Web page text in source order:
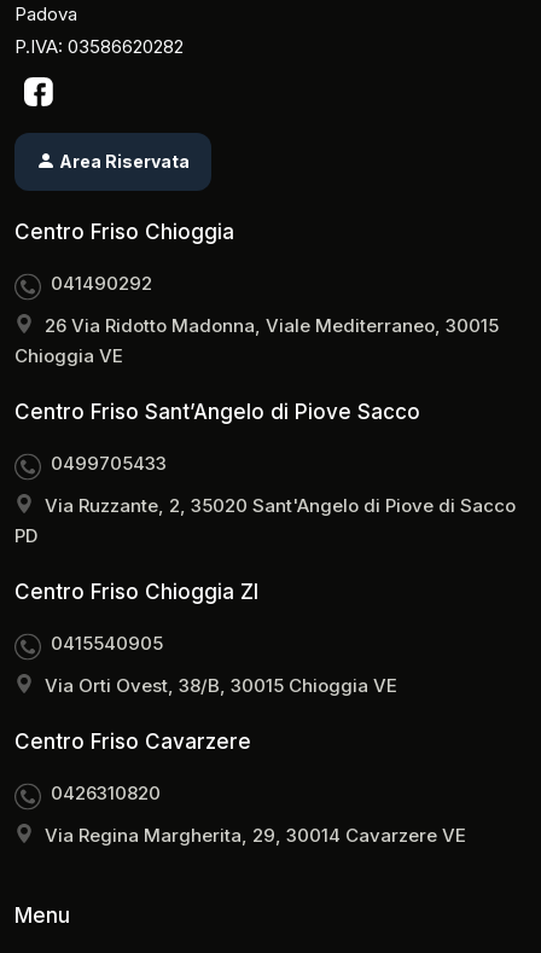
Padova
P.IVA: 03586620282
Area Riservata
Menu
Centro Friso Chioggia
041490292
26 Via Ridotto Madonna, Viale Mediterraneo, 30015
Chioggia VE
Centro Friso Sant’Angelo di Piove Sacco
0499705433
Via Ruzzante, 2, 35020 Sant'Angelo di Piove di Sacco
PD
Centro Friso Chioggia ZI
0415540905
Via Orti Ovest, 38/B, 30015 Chioggia VE
Centro Friso Cavarzere
0426310820
Via Regina Margherita, 29, 30014 Cavarzere VE